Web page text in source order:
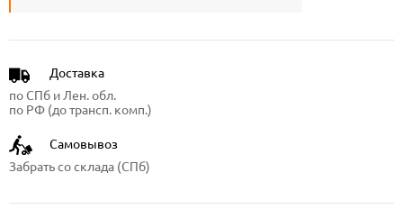
Доставка
по СПб и Лен. обл.
по РФ (до трансп. комп.)
Самовывоз
Забрать со склада (СПб)